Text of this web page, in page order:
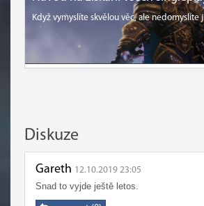
Když vymyslíte skvělou věc, ale nedomyslíte
Diskuze
Gareth 12.10.2019 23:05
Snad to vyjde ještě letos.